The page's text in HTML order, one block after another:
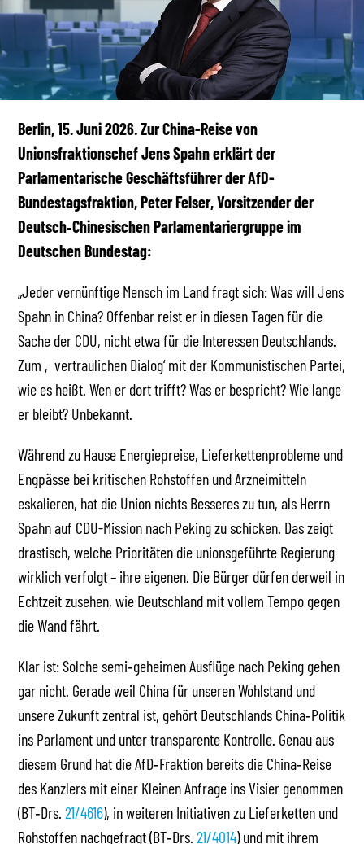
Berlin, 15. Juni 2026. Zur China-Reise von
Unionsfraktionschef Jens Spahn erklärt der
Parlamentarische Geschäftsführer der AfD-
Bundestagsfraktion, Peter Felser, Vorsitzender der
Deutsch‑Chinesischen Parlamentariergruppe im
Deutschen Bundestag:
„Jeder vernünftige Mensch im Land fragt sich: Was will Jens
Spahn in China? Offenbar reist er in diesen Tagen für die
Sache der CDU, nicht etwa für die Interessen Deutschlands.
Zum ‚vertraulichen Dialog‘ mit der Kommunistischen Partei,
wie es heißt. Wen er dort trifft? Was er bespricht? Wie lange
er bleibt? Unbekannt.
Während zu Hause Energiepreise, Lieferkettenprobleme und
Engpässe bei kritischen Rohstoffen und Arzneimitteln
eskalieren, hat die Union nichts Besseres zu tun, als Herrn
Spahn auf CDU-Mission nach Peking zu schicken. Das zeigt
drastisch, welche Prioritäten die unionsgeführte Regierung
wirklich verfolgt – ihre eigenen. Die Bürger dürfen derweil in
Echtzeit zusehen, wie Deutschland mit vollem Tempo gegen
die Wand fährt.
Klar ist: Solche semi‑geheimen Ausflüge nach Peking gehen
gar nicht. Gerade weil China für unseren Wohlstand und
unsere Zukunft zentral ist, gehört Deutschlands China‑Politik
ins Parlament und unter transparente Kontrolle. Genau aus
diesem Grund hat die AfD‑Fraktion bereits die China‑Reise
des Kanzlers mit einer Kleinen Anfrage ins Visier genommen
(BT‑Drs.21/4616), in weiteren Initiativen zu Lieferketten und
Rohstoffen nachgefragt (BT‑Drs.21/4014) und mit ihrem